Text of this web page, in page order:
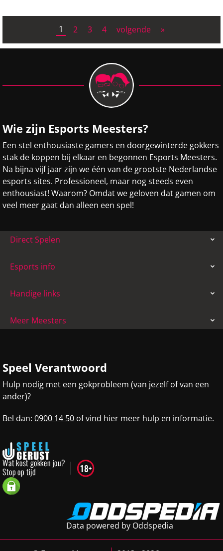
1 2 3 4 volgende »
Wie zijn Esports Meesters?
Een stel enthousiaste gamers en doorgewinterde gokkers
stak de koppen bij elkaar en begonnen Esports Meesters.
Na bijna vijf jaar zijn we één van de grootste Nederlandse
esports sites. Professioneel, maar nog steeds even
enthousiast! Waarom? Omdat we geloven dat gamen om
veel meer gaat dan alleen een spel!
Direct Spelen
Esports info
Handige links
Meer Meesters
Speel Verantwoord
Hulp nodig met een gokprobleem (van jezelf of van een
ander)?
Bel dan: 0900 14 50 ofvind hier meer hulp en informatie.
Data powered by Oddspedia